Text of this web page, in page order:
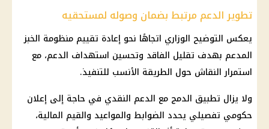
تطوير الدعم مرتبط بضمان وصوله لمستحقيه
يعكس التوضيح الوزاري اتجاهًا نحو إعادة تقييم منظومة الخبز
المدعم بهدف تقليل الفاقد وتحسين استهداف الدعم، مع
استمرار النقاش حول الطريقة الأنسب للتنفيذ.
ولا يزال تطبيق الدمج مع الدعم النقدي في حاجة إلى إعلان
حكومي تفصيلي يحدد الضوابط والمواعيد والقيم المالية،